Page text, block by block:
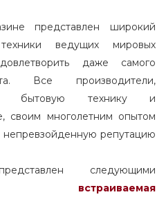
представлен широкий
ведущих мировых
даже самого
Все производители,
бытовую технику и
своим многолетним опытом
непревзойденную репутацию
следующими
встраиваемая